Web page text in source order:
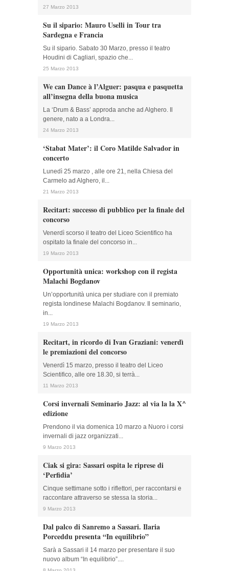
27 Marzo 2013
Su il sipario: Mauro Uselli in Tour tra
Sardegna e Francia
Su il sipario. Sabato 30 Marzo, presso il teatro
Houdini di Cagliari, spazio che...
25 Marzo 2013
We can Dance à l’Alguer: pasqua e pasquetta
all’insegna della buona musica
La ‘Drum & Bass’ approda anche ad Alghero. Il
genere, nato a a Londra...
24 Marzo 2013
‘Stabat Mater’: il Coro Matilde Salvador in
concerto
Lunedì 25 marzo , alle ore 21, nella Chiesa del
Carmelo ad Alghero, il...
21 Marzo 2013
Recitart: successo di pubblico per la finale del
concorso
Venerdì scorso il teatro del Liceo Scientifico ha
ospitato la finale del concorso in...
19 Marzo 2013
Opportunità unica: workshop con il regista
Malachi Bogdanov
Un’opportunità unica per studiare con il premiato
regista londinese Malachi Bogdanov. Il seminario,
in...
19 Marzo 2013
Recitart, in ricordo di Ivan Graziani: venerdì
le premiazioni del concorso
Venerdì 15 marzo, presso il teatro del Liceo
Scientifico, alle ore 18.30, si terrà...
11 Marzo 2013
Corsi invernali Seminario Jazz: al via la la X^
edizione
Prendono il via domenica 10 marzo a Nuoro i corsi
invernali di jazz organizzati...
9 Marzo 2013
Ciak si gira: Sassari ospita le riprese di
‘Perfidia’
Cinque settimane sotto i riflettori, per raccontarsi e
raccontare attraverso se stessa la storia...
9 Marzo 2013
Dal palco di Sanremo a Sassari. Ilaria
Porceddu presenta “In equilibrio”
Sarà a Sassari il 14 marzo per presentare il suo
nuovo album “In equilibrio”....